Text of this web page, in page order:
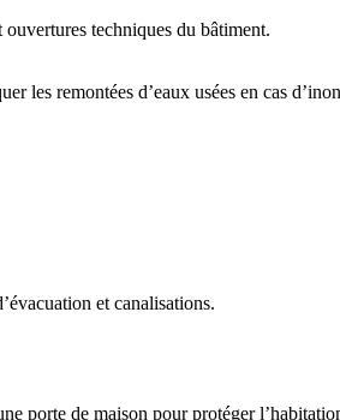
ouvertures techniques du bâtiment.
et canalisations.